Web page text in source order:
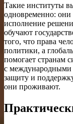
Такие институты
одновременно:
исполнение
обучают
того, что права
политики, а
помогает странам
с международными
защиту и
они проживают.